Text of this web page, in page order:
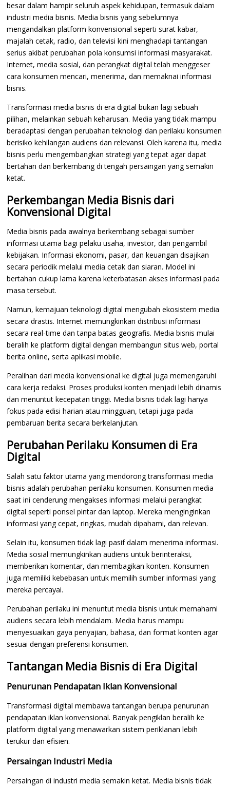
besar dalam hampir seluruh aspek kehidupan, termasuk dalam
industri media bisnis. Media bisnis yang sebelumnya
mengandalkan platform konvensional seperti surat kabar,
majalah cetak, radio, dan televisi kini menghadapi tantangan
serius akibat perubahan pola konsumsi informasi masyarakat.
Internet, media sosial, dan perangkat digital telah menggeser
cara konsumen mencari, menerima, dan memaknai informasi
bisnis.
Transformasi media bisnis di era digital bukan lagi sebuah
pilihan, melainkan sebuah keharusan. Media yang tidak mampu
beradaptasi dengan perubahan teknologi dan perilaku konsumen
berisiko kehilangan audiens dan relevansi. Oleh karena itu, media
bisnis perlu mengembangkan strategi yang tepat agar dapat
bertahan dan berkembang di tengah persaingan yang semakin
ketat.
Perkembangan Media Bisnis dari
Konvensional Digital
Media bisnis pada awalnya berkembang sebagai sumber
informasi utama bagi pelaku usaha, investor, dan pengambil
kebijakan. Informasi ekonomi, pasar, dan keuangan disajikan
secara periodik melalui media cetak dan siaran. Model ini
bertahan cukup lama karena keterbatasan akses informasi pada
masa tersebut.
Namun, kemajuan teknologi digital mengubah ekosistem media
secara drastis. Internet memungkinkan distribusi informasi
secara real-time dan tanpa batas geografis. Media bisnis mulai
beralih ke platform digital dengan membangun situs web, portal
berita online, serta aplikasi mobile.
Peralihan dari media konvensional ke digital juga memengaruhi
cara kerja redaksi. Proses produksi konten menjadi lebih dinamis
dan menuntut kecepatan tinggi. Media bisnis tidak lagi hanya
fokus pada edisi harian atau mingguan, tetapi juga pada
pembaruan berita secara berkelanjutan.
Perubahan Perilaku Konsumen di Era
Digital
Salah satu faktor utama yang mendorong transformasi media
bisnis adalah perubahan perilaku konsumen. Konsumen media
saat ini cenderung mengakses informasi melalui perangkat
digital seperti ponsel pintar dan laptop. Mereka menginginkan
informasi yang cepat, ringkas, mudah dipahami, dan relevan.
Selain itu, konsumen tidak lagi pasif dalam menerima informasi.
Media sosial memungkinkan audiens untuk berinteraksi,
memberikan komentar, dan membagikan konten. Konsumen
juga memiliki kebebasan untuk memilih sumber informasi yang
mereka percayai.
Perubahan perilaku ini menuntut media bisnis untuk memahami
audiens secara lebih mendalam. Media harus mampu
menyesuaikan gaya penyajian, bahasa, dan format konten agar
sesuai dengan preferensi konsumen.
Tantangan Media Bisnis di Era Digital
Penurunan Pendapatan Iklan Konvensional
Transformasi digital membawa tantangan berupa penurunan
pendapatan iklan konvensional. Banyak pengiklan beralih ke
platform digital yang menawarkan sistem periklanan lebih
terukur dan efisien.
Persaingan Industri Media
Persaingan di industri media semakin ketat. Media bisnis tidak